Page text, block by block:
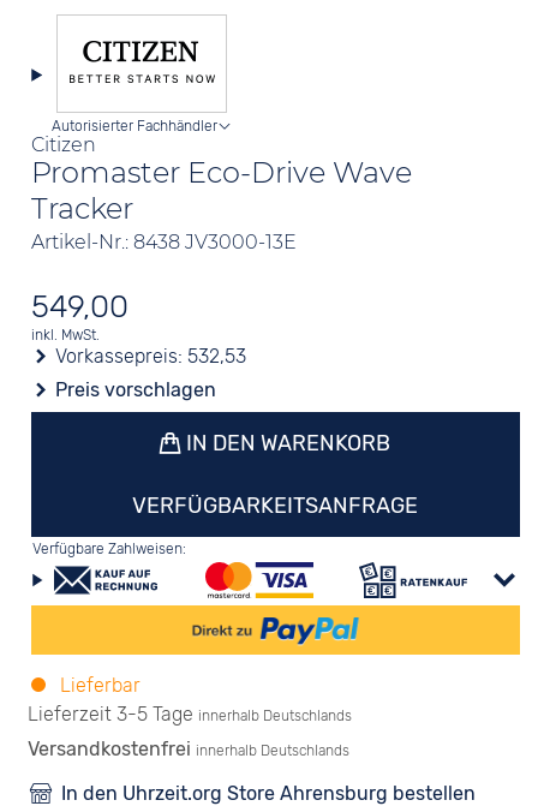
Citizen
Promaster Eco-Drive Wave
Tracker
Artikel-Nr.: 8438 JV3000-13E
Autorisierter Fachhändler
549,00
inkl. MwSt.
Vorkassepreis: 532,53
Preis vorschlagen
IN DEN WARENKORB
VERFÜGBARKEITSANFRAGE
Verfügbare Zahlweisen:
Lieferbar
Lieferzeit 3-5 Tage innerhalb Deutschlands
Versandkostenfrei innerhalb Deutschlands
In den Uhrzeit.org Store Ahrensburg bestellen